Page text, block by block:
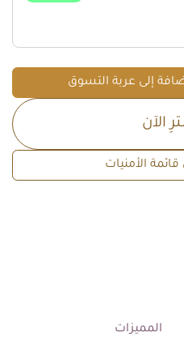
إلى عربة التسوق
الآن
الأمنيات
المميزات